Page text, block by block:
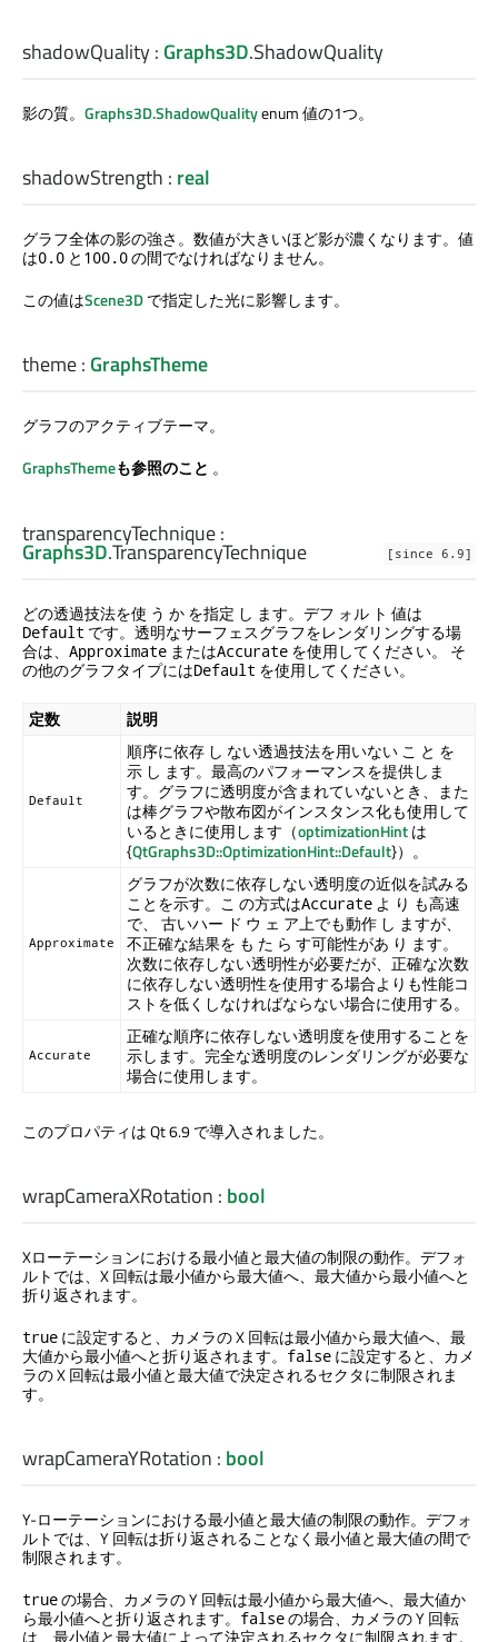
shadowQuality: Graphs3D.ShadowQuality
影の質。 Graphs3D.ShadowQualityenum 値の1つ。
shadowStrength : real
グラフ全体の影の強さ。数値が大きいほど影が濃くなります。値
は0.0 と 100.0の間でなければなりません。
この値はScene3Dで指定した光に影響します。
theme: GraphsTheme
グラフのアクティブテーマ。
GraphsThemeも参照のこと 。
transparencyTechnique:
Graphs3D.TransparencyTechnique [since 6.9]
どの透過技法を使 う か を指定 し ます。デフ ォル ト 値は
Default です。透明なサーフェスグラフをレンダリングする場
合は、 Approximate またはAccurate を使用してください。 そ
の他のグラフタイプにはDefault を使用してください。
定数 説明
Default
順序に依存 し ない透過技法を用いない こ と を
示 し ます。最高のパフォーマンスを提供しま
す。グラフに透明度が含まれていないとき、また
は棒グラフや散布図がインスタンス化も使用して
いるときに使用します（optimizationHintは
{QtGraphs3D::OptimizationHint::Default}）。
Approximate
グラフが次数に依存しない透明度の近似を試みる
ことを示す。こ の方式はAccurate よ り も高速
で、 古いハー ド ウ ェ ア上でも動作 し ますが、
不正確な結果を も た ら す可能性があ り ます。
次数に依存しない透明性が必要だが、正確な次数
に依存しない透明性を使用する場合よりも性能コ
ストを低くしなければならない場合に使用する。
Accurate
正確な順序に依存しない透明度を使用することを
示します。完全な透明度のレンダリングが必要な
場合に使用します。
このプロパティは Qt 6.9 で導入されました。
wrapCameraXRotation : bool
Xローテーションにおける最小値と最大値の制限の動作。デフォ
ルトでは、X 回転は最小値から最大値へ、最大値から最小値へと
折り返されます。
true に設定すると、カメラの X 回転は最小値から最大値へ、最
大値から最小値へと折り返されます。 false に設定すると、カメ
ラの X 回転は最小値と最大値で決定されるセクタに制限されま
す。
wrapCameraYRotation : bool
Y-ローテーションにおける最小値と最大値の制限の動作。デフォ
ルトでは、Y 回転は折り返されることなく最小値と最大値の間で
制限されます。
trueの場合、カメラの Y 回転は最小値から最大値へ、最大値か
ら最小値へと折り返されます。 falseの場合、カメラの Y 回転
は、最小値と最大値によって決定されるセクタに制限されます。